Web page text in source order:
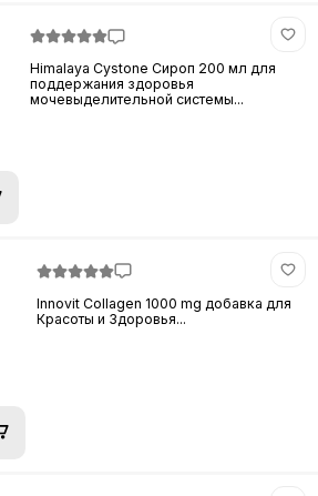
Himalaya Cystone Сироп 200 мл для
поддержания здоровья
мочевыделительной системы...
Innovit Collagen 1000 mg добавка для
Красоты и Здоровья...